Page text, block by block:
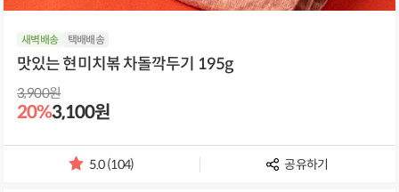
새벽배송 택배배송
맛있는 현미치볶 차돌깍두기 195g
3,900원
20%3,100원
별
5.0 (104) 공유하기